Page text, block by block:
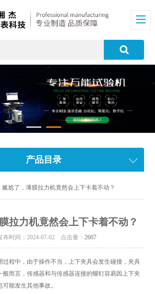
产品目录
尴尬了，薄膜拉力机竟然会上下卡着不动？
拉力机竟然会上下卡着不动？
时间：2024-07-02 点击量： 2607
过程中，由于操作不当，上下夹具会发生碰撞，夹具
般而言，传感器和与传感器连接的螺钉容易因上下夹
能发生其他事故。